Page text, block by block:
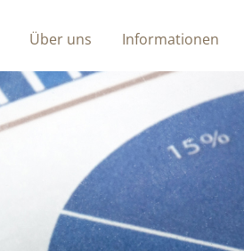
Über uns Informationen